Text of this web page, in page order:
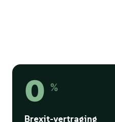
0 %
Brexit-vertraging